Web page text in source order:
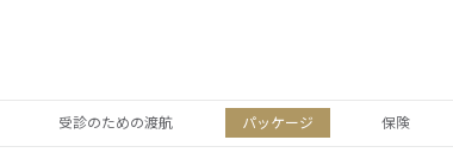
受診のための渡航 パッケージ 保険